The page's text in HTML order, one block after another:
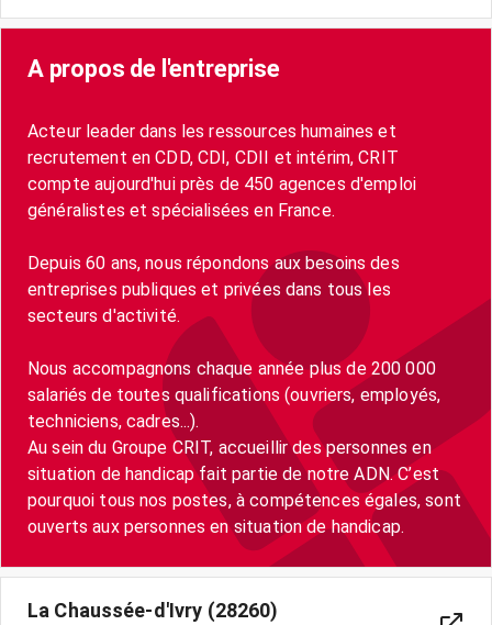
A propos de l'entreprise
Acteur leader dans les ressources humaines et
recrutement en CDD, CDI, CDII et intérim, CRIT
compte aujourd'hui près de 450 agences d'emploi
généralistes et spécialisées en France.
Depuis 60 ans, nous répondons aux besoins des
entreprises publiques et privées dans tous les
secteurs d'activité.
Nous accompagnons chaque année plus de 200 000
salariés de toutes qualifications (ouvriers, employés,
techniciens, cadres...).
Au sein du Groupe CRIT, accueillir des personnes en
situation de handicap fait partie de notre ADN. C’est
pourquoi tous nos postes, à compétences égales, sont
La Chaussée-d'Ivry (28260)